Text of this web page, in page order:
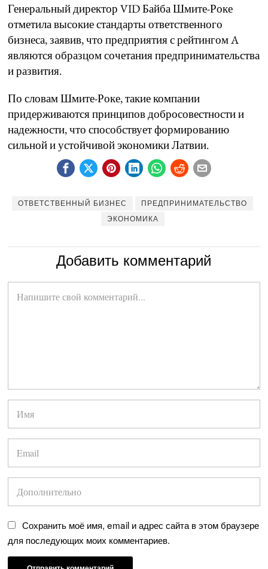
Генеральный директор VID Байба Шмите-Роке
отметила высокие стандарты ответственного
бизнеса, заявив, что предприятия с рейтингом A
являются образцом сочетания предпринимательства
и развития.
По словам Шмите-Роке, такие компании
придерживаются принципов добросовестности и
надежности, что способствует формированию
сильной и устойчивой экономики Латвии.
ОТВЕТСТВЕННЫЙ БИЗНЕС
ПРЕДПРИНИМАТЕЛЬСТВО
ЭКОНОМИКА
Добавить комментарий
Сохранить моё имя, email и адрес сайта в этом браузере
для последующих моих комментариев.